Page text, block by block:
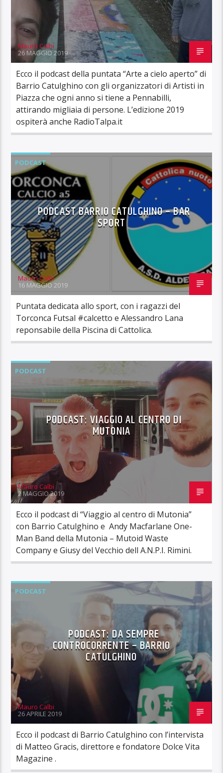
Mauro Calbi
26 MAGGIO 2019
Ecco il podcast della puntata “Arte a cielo aperto” di
Barrio Catulghino con gli organizzatori di Artisti in
Piazza che ogni anno si tiene a Pennabilli,
attirando migliaia di persone. L’edizione 2019
ospiterà anche RadioTalpa.it
PODCAST
PODCAST BARRIO CATULGHINO – BAR
SPORT
Mauro Calbi
16 MAGGIO 2019
Puntata dedicata allo sport, con i ragazzi del
Torconca Futsal #calcetto e Alessandro Lana
reponsabile della Piscina di Cattolica.
PODCAST
PODCAST: VIAGGIO AL CENTRO DI
MUTONIA
Mauro Calbi
2 MAGGIO 2019
Ecco il podcast di “Viaggio al centro di Mutonia”
con Barrio Catulghino e Andy Macfarlane One-
Man Band della Mutonia – Mutoid Waste
Company e Giusy del Vecchio dell A.N.P.I. Rimini.
PODCAST
PODCAST: DA SEMPRE
CONTROCORRENTE – BARRIO
CATULGHINO
Mauro Calbi
26 APRILE 2019
Ecco il podcast di Barrio Catulghino con l’intervista
di Matteo Gracis, direttore e fondatore Dolce Vita
Magazine .